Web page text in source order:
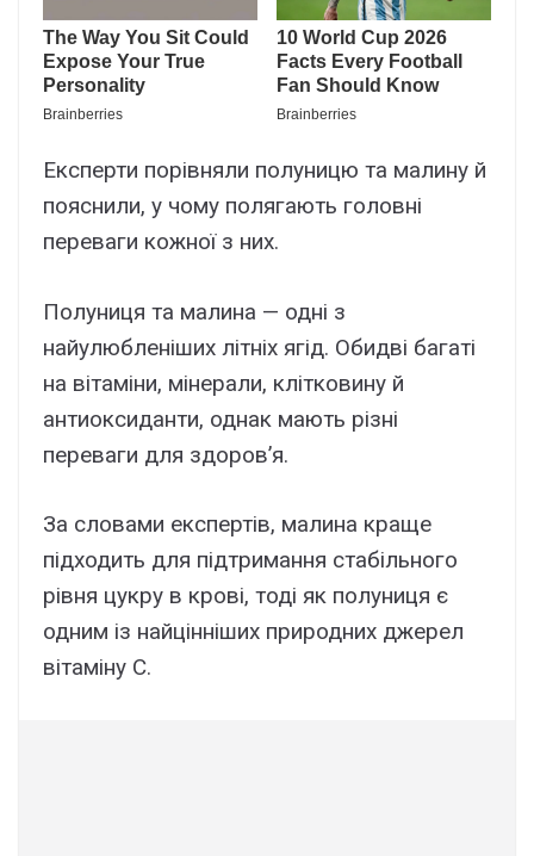
Експерти порівняли полуницю та малину й
пояснили, у чому полягають головні
переваги кожної з них.
Полуниця та малина — одні з
найулюбленіших літніх ягід. Обидві багаті
на вітаміни, мінерали, клітковину й
антиоксиданти, однак мають різні
переваги для здоров’я.
За словами експертів, малина краще
підходить для підтримання стабільного
рівня цукру в крові, тоді як полуниця є
одним із найцінніших природних джерел
вітаміну С.